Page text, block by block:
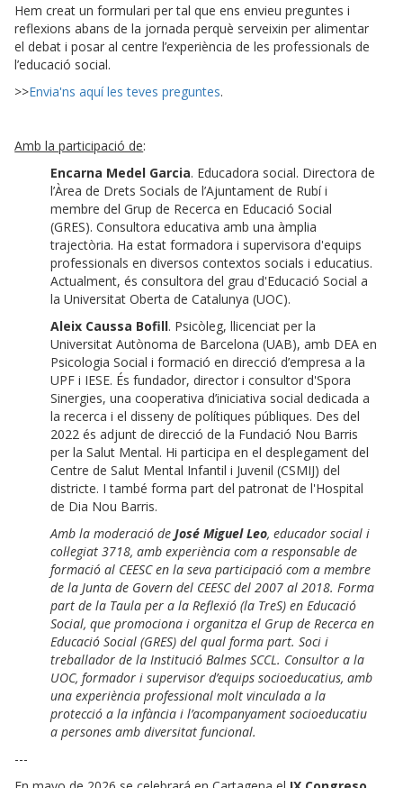
Hem creat un formulari per tal que ens envieu preguntes i
reflexions abans de la jornada perquè serveixin per alimentar
el debat i posar al centre l’experiència de les professionals de
l’educació social.
>>Envia'ns aquí les teves preguntes.
Amb la participació de:
Encarna Medel Garcia. Educadora social. Directora de
l’Àrea de Drets Socials de l’Ajuntament de Rubí i
membre del Grup de Recerca en Educació Social
(GRES). Consultora educativa amb una àmplia
trajectòria. Ha estat formadora i supervisora d'equips
professionals en diversos contextos socials i educatius.
Actualment, és consultora del grau d'Educació Social a
la Universitat Oberta de Catalunya (UOC).
Aleix Caussa Bofill. Psicòleg, llicenciat per la
Universitat Autònoma de Barcelona (UAB), amb DEA en
Psicologia Social i formació en direcció d’empresa a la
UPF i IESE. És fundador, director i consultor d'Spora
Sinergies, una cooperativa d’iniciativa social dedicada a
la recerca i el disseny de polítiques públiques. Des del
2022 és adjunt de direcció de la Fundació Nou Barris
per la Salut Mental. Hi participa en el desplegament del
Centre de Salut Mental Infantil i Juvenil (CSMIJ) del
districte. I també forma part del patronat de l'Hospital
de Dia Nou Barris.
Amb la moderació deJosé Miguel Leo, educador social i
col·legiat 3718, amb experiència com a responsable de
formació al CEESC en la seva participació com a membre
de la Junta de Govern del CEESC del 2007 al 2018. Forma
part de la Taula per a la Reflexió (la TreS) en Educació
Social, que promociona i organitza el Grup de Recerca en
Educació Social (GRES) del qual forma part. Soci i
treballador de la Institució Balmes SCCL. Consultor a la
UOC, formador i supervisor d’equips socioeducatius, amb
una experiència professional molt vinculada a la
protecció a la infància i l’acompanyament socioeducatiu
a persones amb diversitat funcional.
---